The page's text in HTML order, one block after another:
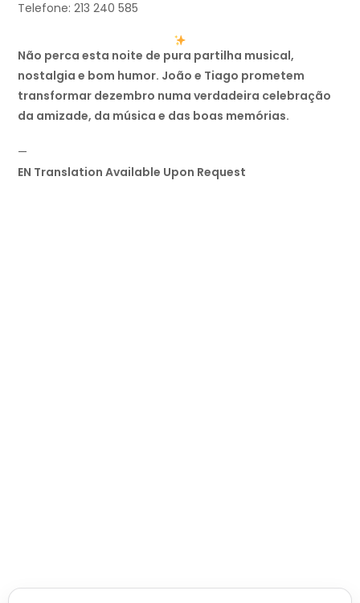
Telefone: 213 240 585
Não perca esta noite de pura partilha musical,
nostalgia e bom humor. João e Tiago prometem
transformar dezembro numa verdadeira celebração
da amizade, da música e das boas memórias.
—
EN Translation Available Upon Request